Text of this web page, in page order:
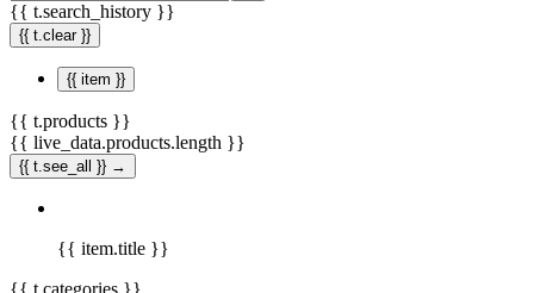
{{ t.search_history }}
{{ t.clear }}
{{ item }}
{{ t.products }}
{{ live_data.products.length }}
{{ t.see_all }} →
{{ item.title }}